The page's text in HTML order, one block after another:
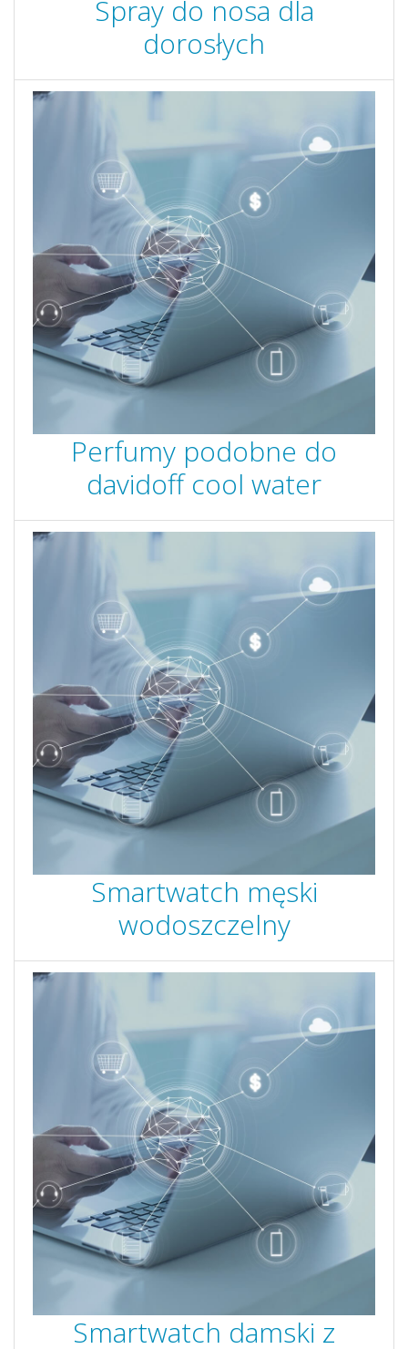
Spray do nosa dla
dorosłych
Perfumy podobne do
davidoff cool water
Smartwatch męski
wodoszczelny
Smartwatch damski z